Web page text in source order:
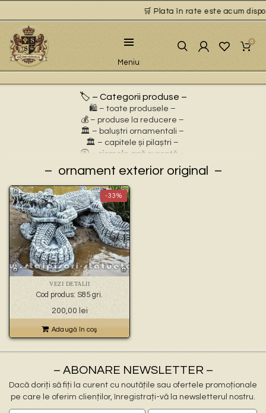
🛒 Plata în rate este acum
Meniu
0
🏷️ – Categorii produse –
🛍️ – toate produsele –
💰 – produse la reducere –
🏛 – baluștri ornamentali –
🏛 – capitele și pilaștri –
🚰 – cișmele apă curentă –
⛲ – fântâni arteziene –
🎀 – idei de cadouri –
🪴 – jardiniere cu personaje –
🌸 – jardiniere pentru flori –
🏗 – socluri și stative –
🦌 – statuete animale sălbatice –
🐕 – statuete animale domestice –
🧘 – statuete buddha –
🧺 – statuete cu coșulețe –
🐉 – statuete gargoyles –
👼 – statuete religioase și îngerași –
🦜 – statuete păsări –
💧 – statuete pentru fântâni –
🍄 – statuete pitici și troli –
🏺 – vaze pentru flori –
ornament exterior original
-33%
VEZI DETALII
Cod produs: S85 gri.
Prețul
inițial
a
300,00 lei.
200,00 leiPrețul
curent
este:
200,00 lei.
Adaugă în coş
– ABONARE NEWSLETTER –
Dacă doriți să fiți la curent cu noutățile sau ofertele promoționale
pe care le oferim clienților, înregistrați-vă la newsletterul nostru.